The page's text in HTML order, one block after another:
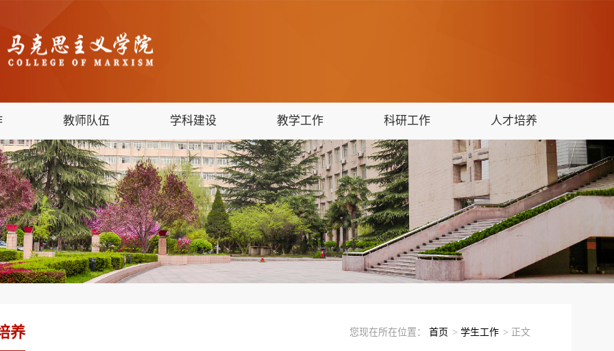
教师队伍 学科建设 教学工作 科研工作 人才培养
养 您现在所在位置： 首页 > 学生工作 > 正文